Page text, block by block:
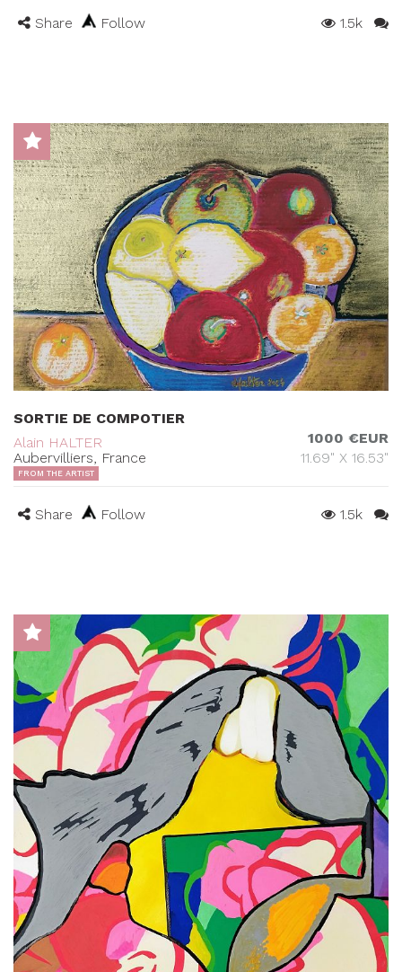
Share Follow 1.5k
SORTIE DE COMPOTIER
Alain HALTER
Aubervilliers, France
1000 €EUR
11.69" X 16.53"
FROM THE ARTIST
Share Follow 1.5k